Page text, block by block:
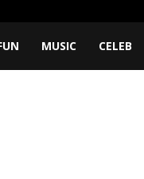
MUSIC CELEB